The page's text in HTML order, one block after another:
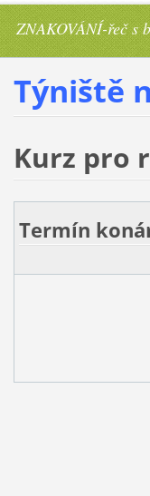
ZNAKOVÁNÍ-řeč s
Týniště
Kurz pro
Termín